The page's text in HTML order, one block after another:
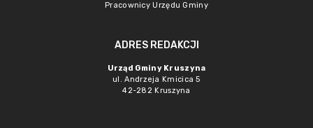
Pracownicy Urzędu Gminy
ADRES REDAKCJI
Urząd Gminy Kruszyna
ul. Andrzeja Kmicica 5
42-282 Kruszyna